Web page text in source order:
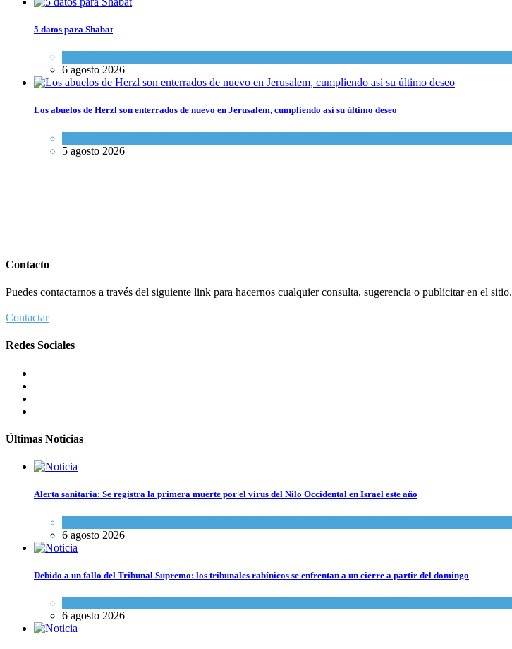
5 datos para Shabat
6 agosto 2026
Los abuelos de Herzl son enterrados de nuevo en Jerusalem, cumpliendo así su último deseo
5 agosto 2026
Contacto
Puedes contactarnos a través del siguiente link para hacernos cualquier consulta, sugerencia o publicitar en el sitio.
Contactar
Redes Sociales
Últimas Noticias
Alerta sanitaria: Se registra la primera muerte por el virus del Nilo Occidental en Israel este año
6 agosto 2026
Debido a un fallo del Tribunal Supremo: los tribunales rabínicos se enfrentan a un cierre a partir del domingo
6 agosto 2026